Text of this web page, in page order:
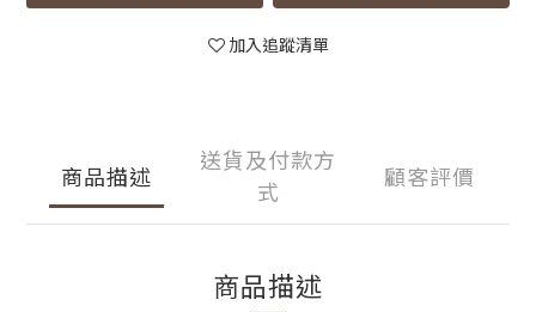
加入追蹤清單
商品描述
送貨及付款方
式
顧客評價
商品描述